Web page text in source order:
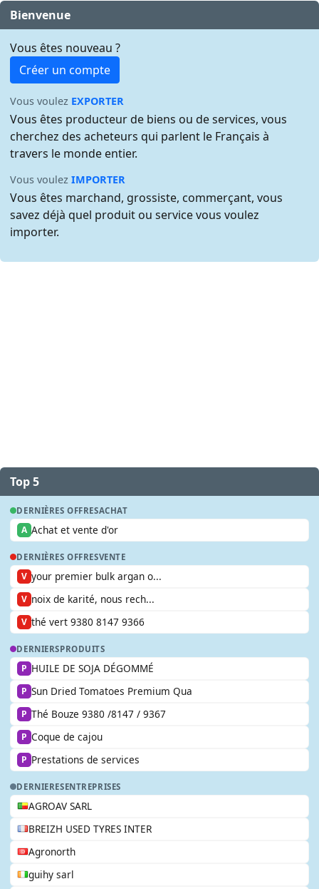
Bienvenue
Vous êtes nouveau ?
Créer un compte
Vous voulez EXPORTER
Vous êtes producteur de biens ou de services, vous
cherchez des acheteurs qui parlent le Français à
travers le monde entier.
Vous voulezIMPORTER
Vous êtes marchand, grossiste, commerçant, vous
savez déjà quel produit ou service vous voulez
importer.
Top 5
DERNIÈRES OFFRESACHAT
A Achat et vente d'or
DERNIÈRES OFFRESVENTE
V your premier bulk argan o...
V noix de karité, nous rech...
V thé vert 9380 8147 9366
DERNIERSPRODUITS
P HUILE DE SOJA DÉGOMMÉ
P Sun Dried Tomatoes Premium Qua
P Thé Bouze 9380 /8147 / 9367
P Coque de cajou
P Prestations de services
DERNIERESENTREPRISES
AGROAV SARL
BREIZH USED TYRES INTER
Agronorth
guihy sarl